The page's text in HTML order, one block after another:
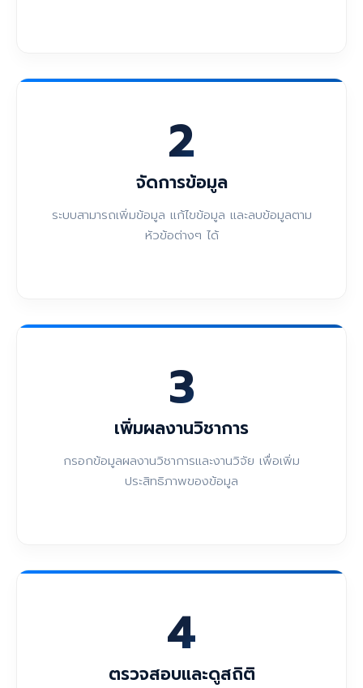
2
จัดการข้อมูล
ระบบสามารถเพิ่มข้อมูล แก้ไขข้อมูล และลบข้อมูลตาม
หัวข้อต่างๆ ได้
3
เพิ่มผลงานวิชาการ
กรอกข้อมูลผลงานวิชาการและงานวิจัย เพื่อเพิ่ม
ประสิทธิภาพของข้อมูล
4
ตรวจสอบและดูสถิติ